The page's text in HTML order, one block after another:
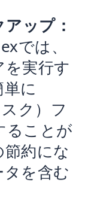
ップ：
では、
実行す
に
ク）フ
ることが
約にな
を含む